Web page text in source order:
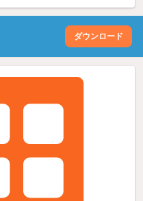
ダウンロード